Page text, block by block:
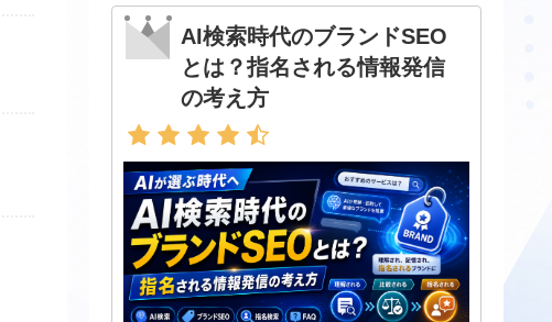
AI検索時代のブランドSEO
とは？指名される情報発信
の考え方